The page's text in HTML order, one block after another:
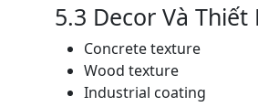
5.3 Decor Và Thiết
Concrete texture
Wood texture
Industrial coating